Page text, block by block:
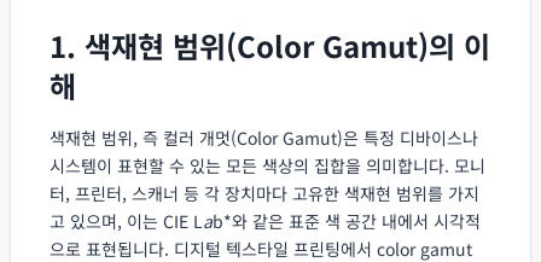
1. 색재현 범위(Color Gamut)의 이
해
색재현 범위, 즉 컬러 개멋(Color Gamut)은 특정 디바이스나
시스템이 표현할 수 있는 모든 색상의 집합을 의미합니다. 모니
터, 프린터, 스캐너 등 각 장치마다 고유한 색재현 범위를 가지
고 있으며, 이는 CIE L ab*와 같은 표준 색 공간 내에서 시각적
으로 표현됩니다. 디지털 텍스타일 프린팅에서 color gamut